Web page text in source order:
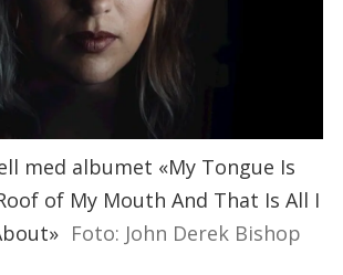
med albumet «My Tongue Is
of My Mouth And That Is All I
Foto: John Derek Bishop